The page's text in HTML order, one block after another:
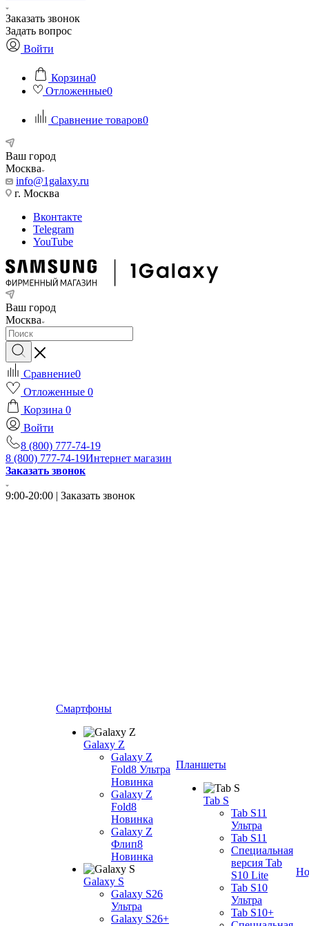
Заказать звонок
Задать вопрос
Войти
Корзина0
Отложенные0
Сравнение товаров0
Ваш город
Москва
info@1galaxy.ru
г. Москва
Вконтакте
Telegram
YouTube
Ваш город
Москва
Сравнение0
Отложенные 0
Корзина 0
Войти
8 (800) 777-74-19
8 (800) 777-74-19Интернет магазин
Заказать звонок
9:00-20:00 | Заказать звонок
Смартфоны
Galaxy Z
Galaxy Z
Fold8 Ультра
Новинка
Galaxy Z
Fold8
Новинка
Galaxy Z
Флип8
Новинка
Galaxy S
Galaxy S26
Ультра
Galaxy S26+
Планшеты
Tab S
Tab S11
Ультра
Tab S11
Специальная
версия Tab
S10 Lite
Tab S10
Ультра
Tab S10+